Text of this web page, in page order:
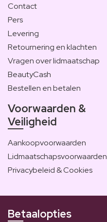
Contact
Pers
Levering
Retournering en klachten
Vragen over lidmaatschap
BeautyCash
Bestellen en betalen
Voorwaarden &
Veiligheid
Aankoopvoorwaarden
Lidmaatschapsvoorwaarden
Privacybeleid & Cookies
Betaalopties